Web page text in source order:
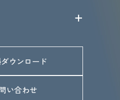
アリティ
ー
ウンロード
い合わせ